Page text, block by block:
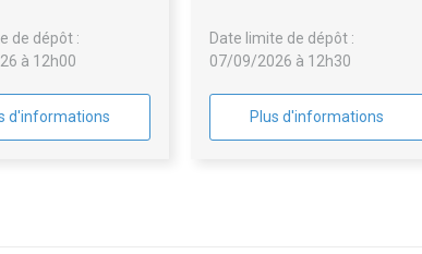
2027
de dépôt :
à 12h00
d'informations
Date limite de dépôt :
07/09/2026 à 12h30
Plus d'informations